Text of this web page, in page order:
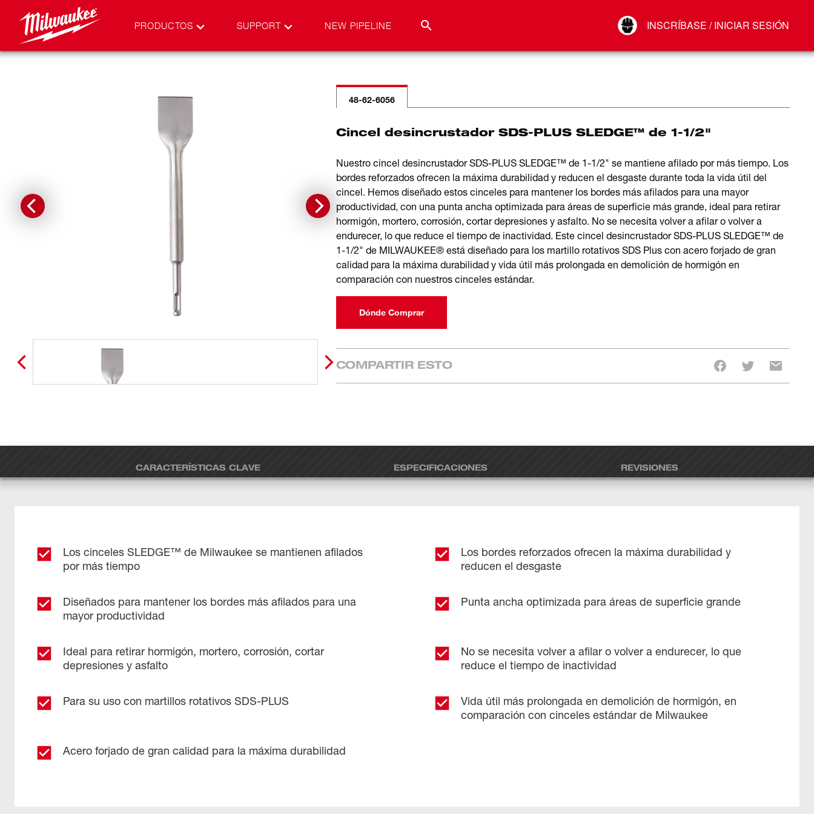
PRODUCTOS SUPPORT NEW PIPELINE INSCRÍBASE / INICIAR SESIÓN
Conectar
48-62-6056
Cincel desincrustador SDS-PLUS SLEDGE™ de 1-1/2"
Nuestro cincel desincrustador SDS-PLUS SLEDGE™ de 1-1/2" se mantiene afilado por más tiempo. Los
bordes reforzados ofrecen la máxima durabilidad y reducen el desgaste durante toda la vida útil del
cincel. Hemos diseñado estos cinceles para mantener los bordes más afilados para una mayor
productividad, con una punta ancha optimizada para áreas de superficie más grande, ideal para retirar
hormigón, mortero, corrosión, cortar depresiones y asfalto. No se necesita volver a afilar o volver a
endurecer, lo que reduce el tiempo de inactividad. Este cincel desincrustador SDS-PLUS SLEDGE™ de
1-1/2" de MILWAUKEE® está diseñado para los martillo rotativos SDS Plus con acero forjado de gran
calidad para la máxima durabilidad y vida útil más prolongada en demolición de hormigón en
comparación con nuestros cinceles estándar.
Dónde Comprar
COMPARTIR ESTO
CARACTERÍSTICAS CLAVE ESPECIFICACIONES REVISIONES
Los cinceles SLEDGE™ de Milwaukee se mantienen afilados
por más tiempo
Los bordes reforzados ofrecen la máxima durabilidad y
reducen el desgaste
Diseñados para mantener los bordes más afilados para una
mayor productividad
Punta ancha optimizada para áreas de superficie grande
Ideal para retirar hormigón, mortero, corrosión, cortar
depresiones y asfalto
No se necesita volver a afilar o volver a endurecer, lo que
reduce el tiempo de inactividad
Para su uso con martillos rotativos SDS-PLUS
Vida útil más prolongada en demolición de hormigón, en
comparación con cinceles estándar de Milwaukee
Acero forjado de gran calidad para la máxima durabilidad